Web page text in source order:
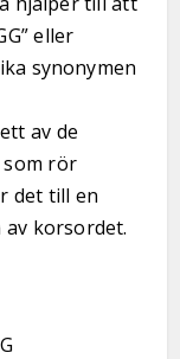
eller
synonymen
av de
som rör
det till en
korsordet.